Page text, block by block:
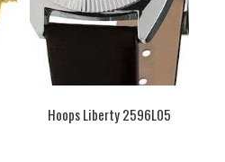
Hoops Liberty 2596L05